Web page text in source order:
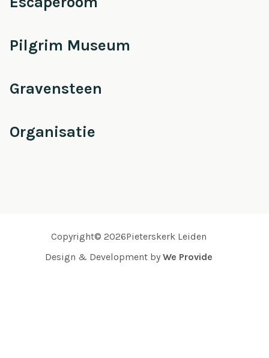
Pilgrim Museum
Gravensteen
Organisatie
Copyright© 2026Pieterskerk Leiden
Design & Development by We Provide